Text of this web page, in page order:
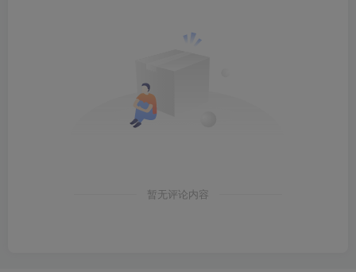
暂无评论内容